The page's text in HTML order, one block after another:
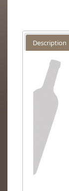
Description